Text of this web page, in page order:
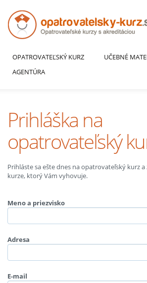
OPATROVATEĽSKÝ KURZ UČEBNÉ
AGENTÚRA
Prihláška na
opatrovateľský
Prihláste sa ešte dnes na opatrovateľský kurz
kurze, ktorý Vám vyhovuje.
Meno a priezvisko
Adresa
E-mail